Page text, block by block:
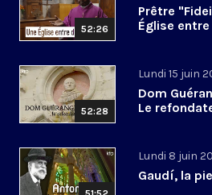
52:26
Prêtre
Église
52:28
Lundi 15 juin
Dom
Le
Lundi 8 juin
Gaudí, la